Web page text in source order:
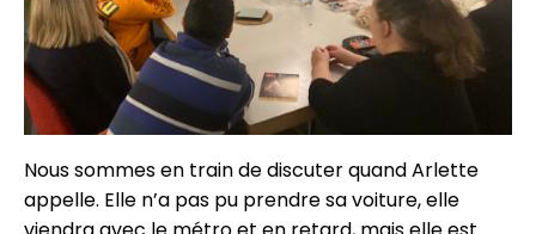
Nous sommes en train de discuter quand Arlette
appelle. Elle n’a pas pu prendre sa voiture, elle